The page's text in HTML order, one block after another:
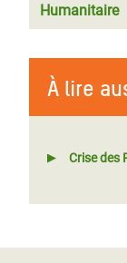
Humanitaire
À lire
Crise des